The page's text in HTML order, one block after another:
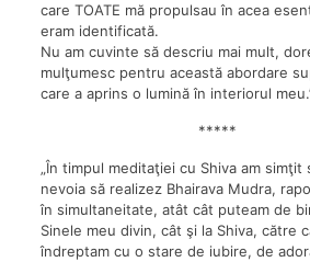
care TOATE mă propulsau în acea
eram identificată.
Nu am cuvinte să descriu mai mult,
mulţumesc pentru această abordare
care a aprins o lumină în interiorul
*****
„În timpul meditaţiei cu Shiva am simţit
nevoia să realizez Bhairava Mudra,
în simultaneitate, atât cât puteam de
Sinele meu divin, cât şi la Shiva, către
îndreptam cu o stare de iubire, de